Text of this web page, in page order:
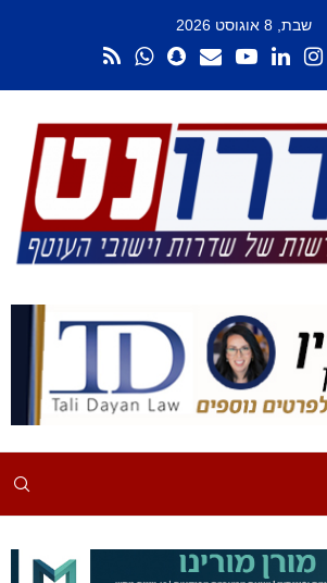
שבת, 8 אוגוסט 2026